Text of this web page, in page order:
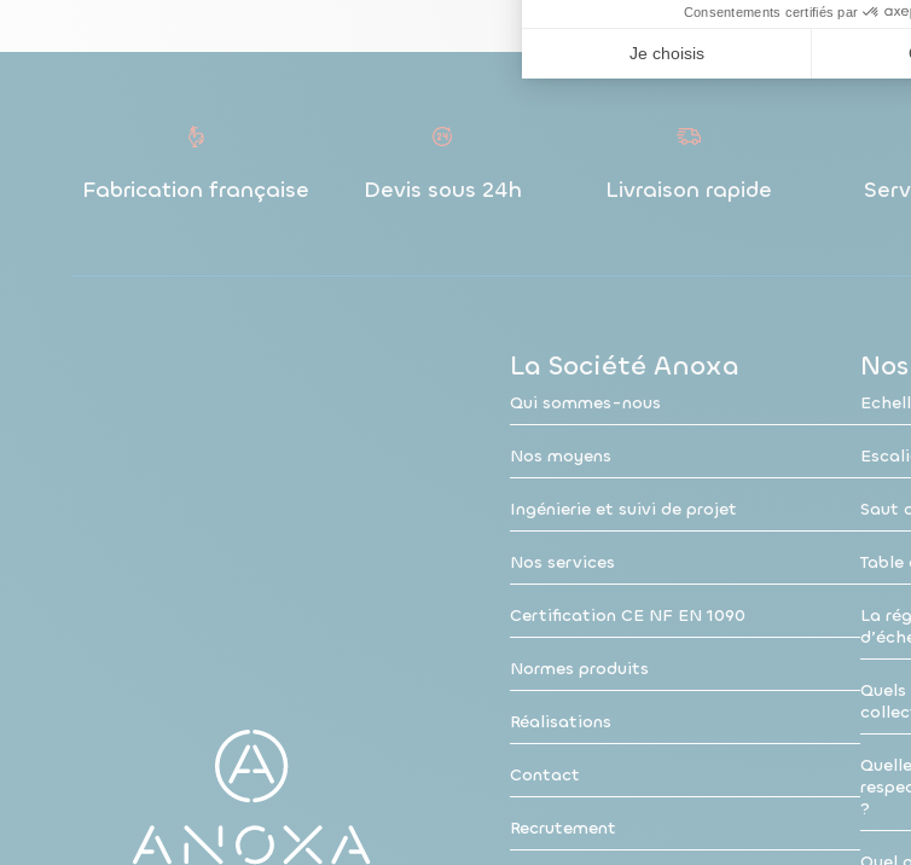
Fabrication française Devis sous 24h Livraison rapide
La Société Anoxa
Qui sommes-nous
Nos moyens
Ingénierie et suivi de projet
Nos services
Certification CE NF EN 1090
Normes produits
Réalisations
Contact
Recrutement
Saut
Table
La
?